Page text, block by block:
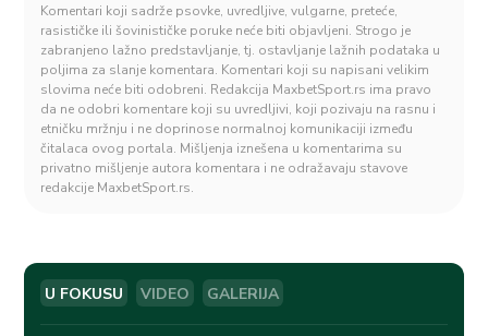
Komentari koji sadrže psovke, uvredljive, vulgarne, preteće,
rasističke ili šovinističke poruke neće biti objavljeni. Strogo je
zabranjeno lažno predstavljanje, tj. ostavljanje lažnih podataka u
poljima za slanje komentara. Komentari koji su napisani velikim
slovima neće biti odobreni. Redakcija MaxbetSport.rs ima pravo
da ne odobri komentare koji su uvredljivi, koji pozivaju na rasnu i
etničku mržnju i ne doprinose normalnoj komunikaciji između
čitalaca ovog portala. Mišljenja iznešena u komentarima su
privatno mišljenje autora komentara i ne odražavaju stavove
redakcije MaxbetSport.rs.
U FOKUSU VIDEO GALERIJA